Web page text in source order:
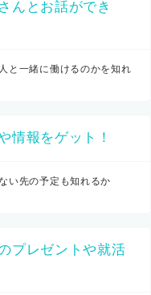
んとお話ができ
と一緒に働けるのかを知れ
情報をゲット！
い先の予定も知れるか
プレゼントや就活